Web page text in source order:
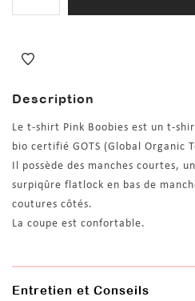
Description
Le t-shirt Pink Boobies est un t-
bio certifié GOTS (Global Organic
Il possède des manches courtes,
surpiqûre flatlock en bas de
coutures côtés.
La coupe est confortable.
Entretien et Conseils